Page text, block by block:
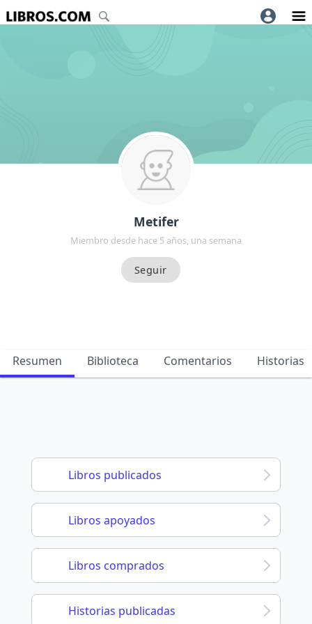
Metifer
Miembro desde hace 5 años, una semana
Resumen Biblioteca Comentarios Historias
Libros publicados
Libros apoyados
Libros comprados
Historias publicadas